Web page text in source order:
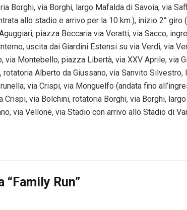
Borghi, via Borghi, largo Mafalda di Savoia, via
allo stadio e arrivo per la 10 km.), inizio 2° giro
piazza Beccaria via Veratti, via Sacco,
uscita dai Giardini Estensi su via Verdi, via
via Montebello, piazza Libertà, via XXV Aprile, via
rotatoria Alberto da Giussano, via Sanvito Silvestro,
via Crispi, via Monguelfo (andata fino
Crispi, via Bolchini, rotatoria Borghi, via Borghi,
via Vellone, via Stadio con arrivo allo Stadio di
“Family Run”